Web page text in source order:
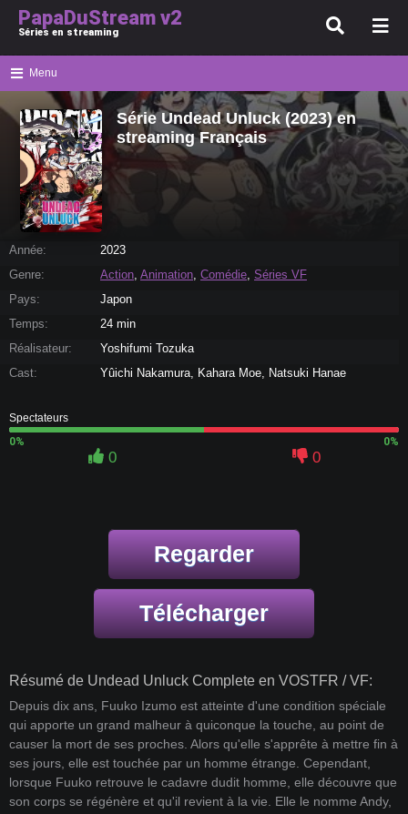
PapaDuStream v2
Séries en streaming
Menu
Série Undead Unluck (2023) en
streaming Français
Année:
2023
Genre:
Action, Animation, Comédie, Séries VF
Pays:
Japon
Temps:
24 min
Réalisateur:
Yoshifumi Tozuka
Cast:
Yûichi Nakamura, Kahara Moe, Natsuki Hanae
Spectateurs
0%
0%
0 0
Regarder
Télécharger
Résumé de Undead Unluck Complete en VOSTFR / VF:
Depuis dix ans, Fuuko Izumo est atteinte d'une condition spéciale
qui apporte un grand malheur à quiconque la touche, au point de
causer la mort de ses proches. Alors qu'elle s'apprête à mettre fin à
ses jours, elle est touchée par un homme étrange. Cependant,
lorsque Fuuko retrouve le cadavre dudit homme, elle découvre que
son corps se régénère et qu'il revient à la vie. Elle le nomme Andy,